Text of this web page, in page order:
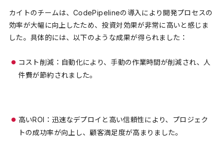
カイトのチームは、CodePipelineの導入により開発プロセスの
効率が大幅に向上したため、投資対効果が非常に高いと感じま
した。具体的には、以下のような成果が得られました：
コスト削減：自動化により、手動の作業時間が削減され、人
件費が節約されました。
高いROI：迅速なデプロイと高い信頼性により、プロジェク
トの成功率が向上し、顧客満足度が高まりました。